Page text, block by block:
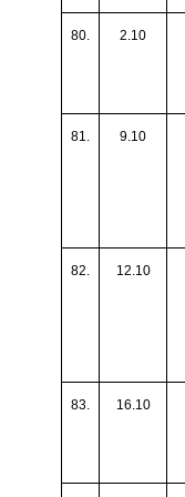
80. 2.10
81. 9.10
82. 12.10
83. 16.10